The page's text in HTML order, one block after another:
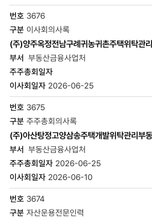
3676
이사회의사록
(주)양주옥정전남구례귀농귀촌주택위탁관
부동산금융사업처
2026-06-25
3675
주주총회의사록
(주)아산탕정고양삼송주택개발위탁관리부
부동산금융사업처
2026-06-25
2026-06-10
3674
자산운용전문인력